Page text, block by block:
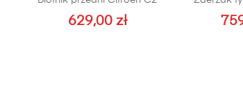
629,00 zł